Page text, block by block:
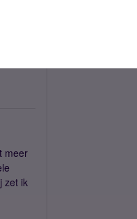
meer
zet ik